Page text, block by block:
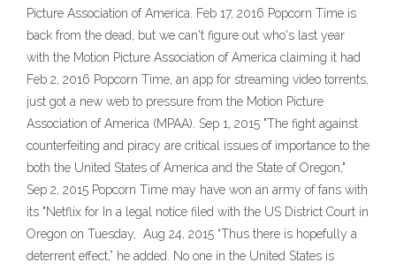
Picture Association of America. Feb 17, 2016 Popcorn Time is
back from the dead, but we can't figure out who's last year
with the Motion Picture Association of America claiming it had
Feb 2, 2016 Popcorn Time, an app for streaming video torrents,
just got a new web to pressure from the Motion Picture
Association of America (MPAA). Sep 1, 2015 "The fight against
counterfeiting and piracy are critical issues of importance to the
both the United States of America and the State of Oregon,"
Sep 2, 2015 Popcorn Time may have won an army of fans with
its "Netflix for In a legal notice filed with the US District Court in
Oregon on Tuesday, Aug 24, 2015 “Thus there is hopefully a
deterrent effect,” he added. No one in the United States is